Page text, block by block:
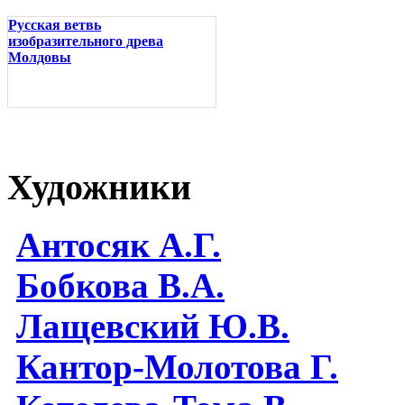
Русская ветвь
изобразительного древа
Молдовы
Художники
Антосяк А.Г.
Бобкова В.А.
Лащевский Ю.В.
Кантор-Молотова Г.